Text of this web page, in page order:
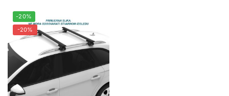
-20%
-20%